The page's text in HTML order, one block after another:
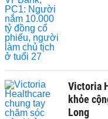
Victoria
khỏe
Long